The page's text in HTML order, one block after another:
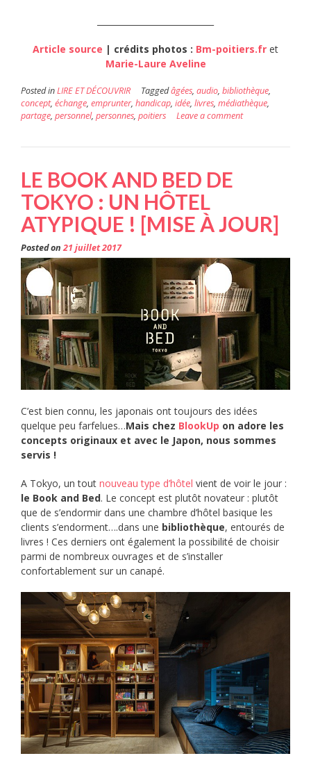
Article source | crédits photos : Bm-poitiers.fr et
Marie-Laure Aveline
Posted inLIRE ET DÉCOUVRIR Taggedâgées, audio, bibliothèque,
concept, échange, emprunter, handicap, idée, livres, médiathèque,
partage, personnel, personnes, poitiers Leave a comment
LE BOOK AND BED DE
TOKYO : UN HÔTEL
ATYPIQUE ! [MISE À JOUR]
Posted on21 juillet 2017
C’est bien connu, les japonais ont toujours des idées
quelque peu farfelues…Mais chez BlookUp on adore les
concepts originaux et avec le Japon, nous sommes
servis !
A Tokyo, un tout nouveau type d’hôtel vient de voir le jour :
le Book and Bed. Le concept est plutôt novateur : plutôt
que de s’endormir dans une chambre d’hôtel basique les
clients s’endorment….dans une bibliothèque, entourés de
livres ! Ces derniers ont également la possibilité de choisir
parmi de nombreux ouvrages et de s’installer
confortablement sur un canapé.